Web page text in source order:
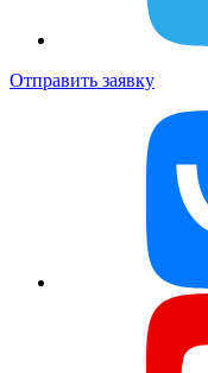
Отправить заявку